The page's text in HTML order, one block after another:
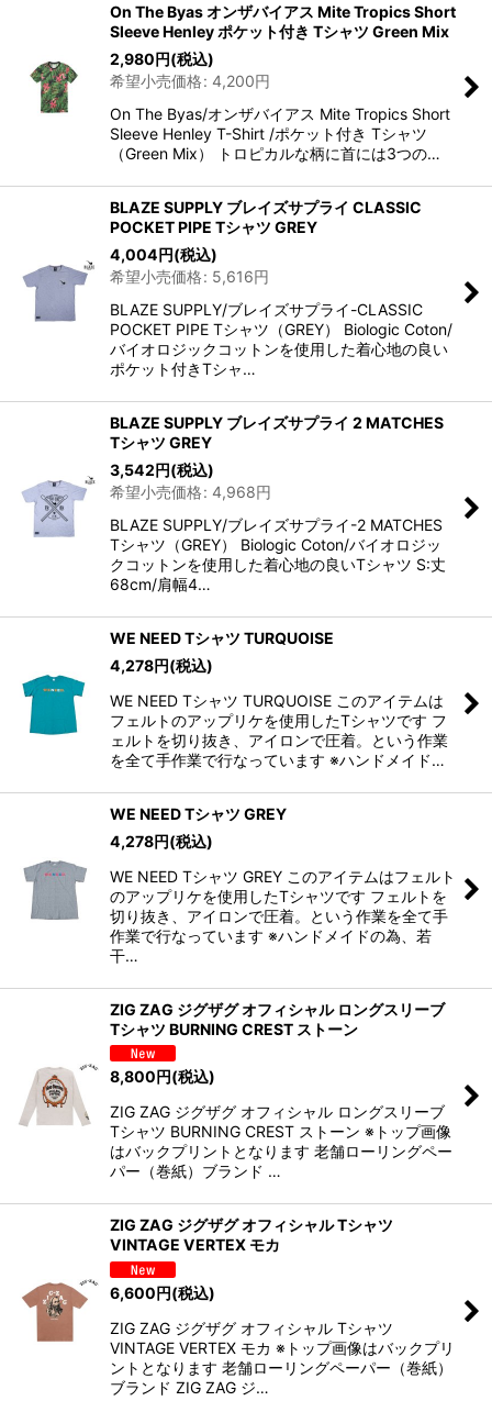
On The Byas オンザバイアス Mite Tropics Short
Sleeve Henley ポケット付き Tシャツ Green Mix
2,980円(税込)
希望小売価格: 4,200円
On The Byas/オンザバイアス Mite Tropics Short
Sleeve Henley T-Shirt /ポケット付き Tシャツ
（Green Mix） トロピカルな柄に首には3つの…
BLAZE SUPPLY ブレイズサプライ CLASSIC
POCKET PIPE Tシャツ GREY
4,004円(税込)
希望小売価格: 5,616円
BLAZE SUPPLY/ブレイズサプライ-CLASSIC
POCKET PIPE Tシャツ（GREY） Biologic Coton/
バイオロジックコットンを使用した着心地の良い
ポケット付きTシャ…
BLAZE SUPPLY ブレイズサプライ 2 MATCHES
Tシャツ GREY
3,542円(税込)
希望小売価格: 4,968円
BLAZE SUPPLY/ブレイズサプライ-2 MATCHES
Tシャツ（GREY） Biologic Coton/バイオロジッ
クコットンを使用した着心地の良いTシャツ S:丈
68cm/肩幅4…
WE NEED Tシャツ TURQUOISE
4,278円(税込)
WE NEED Tシャツ TURQUOISE このアイテムは
フェルトのアップリケを使用したTシャツです フ
ェルトを切り抜き、アイロンで圧着。という作業
を全て手作業で行なっています ※ハンドメイド…
WE NEED Tシャツ GREY
4,278円(税込)
WE NEED Tシャツ GREY このアイテムはフェルト
のアップリケを使用したTシャツです フェルトを
切り抜き、アイロンで圧着。という作業を全て手
作業で行なっています ※ハンドメイドの為、若
干…
ZIG ZAG ジグザグ オフィシャル ロングスリーブ
Tシャツ BURNING CREST ストーン
8,800 円(税込)
ZIG ZAG ジグザグ オフィシャル ロングスリーブ
Tシャツ BURNING CREST ストーン ※トップ画像
はバックプリントとなります 老舗ローリングペー
パー（巻紙）ブランド …
ZIG ZAG ジグザグ オフィシャル Tシャツ
VINTAGE VERTEX モカ
6,600円(税込)
ZIG ZAG ジグザグ オフィシャル Tシャツ
VINTAGE VERTEX モカ ※トップ画像はバックプリ
ントとなります 老舗ローリングペーパー（巻紙）
ブランド ZIG ZAG ジ…